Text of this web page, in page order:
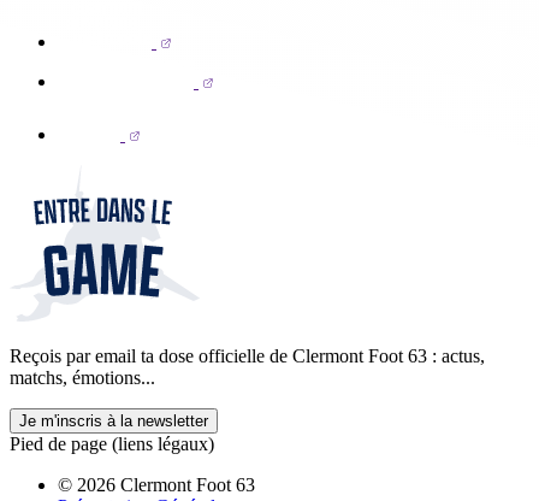
Reçois par email ta dose officielle de Clermont Foot 63 : actus,
matchs, émotions...
Je m'inscris à la newsletter
Pied de page (liens légaux)
© 2026 Clermont Foot 63